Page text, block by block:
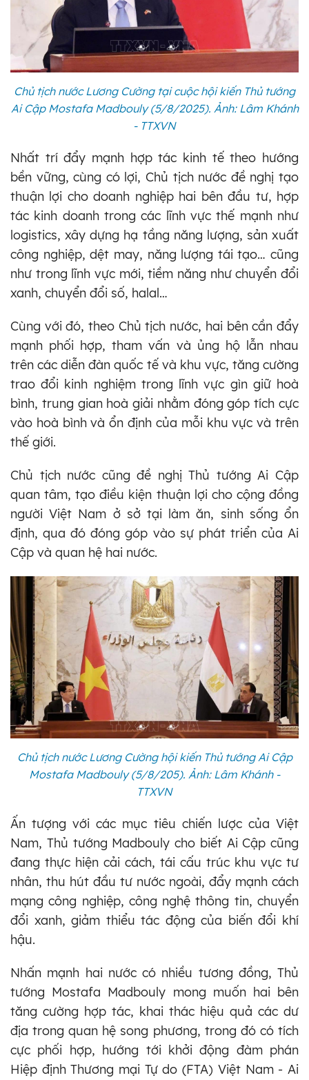
Chủ tịch nước Lương Cường tại cuộc hội kiến Thủ tướng
Ai Cập Mostafa Madbouly (5/8/2025). Ảnh: Lâm Khánh
- TTXVN
Nhất trí đẩy mạnh hợp tác kinh tế theo hướng
bền vững, cùng có lợi, Chủ tịch nước đề nghị tạo
thuận lợi cho doanh nghiệp hai bên đầu tư, hợp
tác kinh doanh trong các lĩnh vực thế mạnh như
logistics, xây dựng hạ tầng năng lượng, sản xuất
công nghiệp, dệt may, năng lượng tái tạo… cũng
như trong lĩnh vực mới, tiềm năng như chuyển đổi
xanh, chuyển đổi số, halal…
Cùng với đó, theo Chủ tịch nước, hai bên cần đẩy
mạnh phối hợp, tham vấn và ủng hộ lẫn nhau
trên các diễn đàn quốc tế và khu vực, tăng cường
trao đổi kinh nghiệm trong lĩnh vực gìn giữ hoà
bình, trung gian hoà giải nhằm đóng góp tích cực
vào hoà bình và ổn định của mỗi khu vực và trên
thế giới.
Chủ tịch nước cũng đề nghị Thủ tướng Ai Cập
quan tâm, tạo điều kiện thuận lợi cho cộng đồng
người Việt Nam ở sở tại làm ăn, sinh sống ổn
định, qua đó đóng góp vào sự phát triển của Ai
Cập và quan hệ hai nước.
Chủ tịch nước Lương Cường hội kiến Thủ tướng Ai Cập
Mostafa Madbouly (5/8/205). Ảnh: Lâm Khánh -
TTXVN
Ấn tượng với các mục tiêu chiến lược của Việt
Nam, Thủ tướng Madbouly cho biết Ai Cập cũng
đang thực hiện cải cách, tái cấu trúc khu vực tư
nhân, thu hút đầu tư nước ngoài, đẩy mạnh cách
mạng công nghiệp, công nghệ thông tin, chuyển
đổi xanh, giảm thiểu tác động của biến đổi khí
hậu.
Nhấn mạnh hai nước có nhiều tương đồng, Thủ
tướng Mostafa Madbouly mong muốn hai bên
tăng cường hợp tác, khai thác hiệu quả các dư
địa trong quan hệ song phương, trong đó có tích
cực phối hợp, hướng tới khởi động đàm phán
Hiệp định Thương mại Tự do (FTA) Việt Nam - Ai